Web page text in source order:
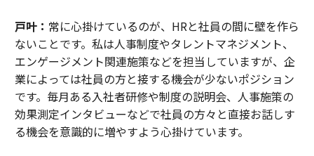
戸叶： 常に心掛けているのが、HRと社員の間に壁を作ら
ないことです。私は人事制度やタレントマネジメント、
エンゲージメント関連施策などを担当していますが、企
業によっては社員の方と接する機会が少ないポジション
です。毎月ある入社者研修や制度の説明会、人事施策の
効果測定インタビューなどで社員の方々と直接お話しす
る機会を意識的に増やすよう心掛けています。